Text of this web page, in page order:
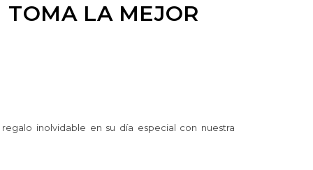
TOMA LA MEJOR
inolvidable en su día especial con nuestra